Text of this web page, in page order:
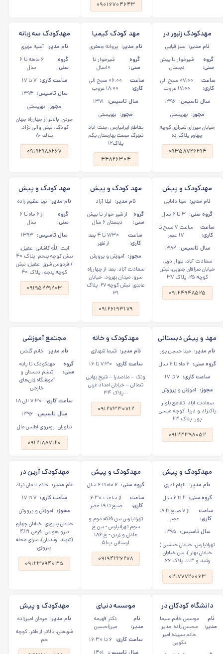
۰۹۰۱۶۷۰۴۶۴۳
مهدکودک زنبور در
میرازی شیرازی
نام مدیر: سبز قبایی
گروه
سنی:
شیرخوار تا پیش
دبستان
ساعت
کاری:
۰۷:۰۰ صبح الی
۱۷:۰۰ غروب
سال تاسیس: ۱۳۹۶
مجوز: بهزیستی
خیابان میرزای شیرازی کوچه
چهارم پلاک ده
۰۹۳۵۸۷۲۶۲۹۴
مهد کودک کیمیا
جنت آبادنام مدیر: پروانه جعفری
گروه
سنی:
شیرخوار تا
۱۰سال
ساعت
کاری:
۰۶:۰۰ صبح الی
۱۸:۰۰ غروب
سال تاسیس: ۱۳۷۱
مجوز: بهزیستی
تقاطع ایرانپارس ،جنت اباد
شهرک مبعث بهارستان یکم
پلاک۱۲
۴۴۸۲۶۳۰۴
مهدکودک سه زبانه
باغ نیلوفر در جردن
نام مدیر: آسیه عزیزی
گروه
سنی:
۶ ماهه تا ۶
سال
ساعت کاری: ۷ تا ۱۷
سال تاسیس: ۱۳۹۴
مجوز: بهزیستی
جردن، بالاتر از چهارراه جهان
کودک، نبش والی نژاد،
پلاك ٨٠
۰۹۱۹۲۹۸۸۲۶۷
مهدکودک و پیش
دبستانی توانا در
سعادت آباد
نام مدیر: مینا دانایی
گروه سنی: ۳ تا ۶ سال
ساعت
کاری:
ساعت ۷ صبح تا
۱۷ عصر
سال تاسیس: ۱۳۸۲
سعادت آباد، بلوار دریا،
خیابان صرافان جنوبی، نبش
کوچه ۲۵، پلاک ۳۷
۰۹۱۲۴۹۴۸۵۲۵
مهد کودک و پیش
دبستان سرزمین
رولان در سعادت آباد
نام مدیر: لیلا آزاد
گروه
سنی:
از شیر خوار تا پیش
دبستان ۶ سال
ساعت
کاری:
۷/۳۰ تا ۴ بعد
از ظهر
مجوز: آموزش و پرورش
سعادت آباد، بعد از چهارراه
سرو، میدان بهرود، خیابان
عابدی، نبش کوچه ۲۷، پلاک
۳۱
۰۹۱۲۶۱۹۳۱۷۹
مهد کودک و پیش
دبستانی راد در آیت
نام مدیر: ثریا عظیم زاده
گروه
سنی:
از ۶ ماه تا ۶
سال
سال تاسیس: ۱۳۹۳
آیت الله کاشانی، عقیل،
نبش کوچه پنجم، پلاک ۴۰
/ فردوس شرق، عقیل، نبش
کوچه پنجم، پلاک ۴۰
۰۹۱۹۵۲۲۹۲۰۳
مهد و پیش دبستانی
ایران زمین در سعادت
نام مدیر: مینا حسین پور
گروه سنی: ۶ ماه تا ۶ سال
ساعت کاری: ۷ تا ۱۷
مجوز: آموزش و پرورش
سعادت آباد، تقاطع بلوار
پاکنژاد و دریا، کوچه عیسی
پور، پلاک ۲۳
۰۹۱۲۳۳۹۸۰۵۲
مهدکودک و خانه
کودک تامیلا در شیخ
بهایی
نام مدیر: شیما شهنازی
ساعت کاری: ۷:۳۰ تا ۱۶
ونک – ملاصدرا – شیخ بهایی
شمالی – خیابان امداد غربی
– پلاک ۳۴
۰۹۱۲۷۳۳۰۷۱۲
مجتمع آموزشی
گلشن در نیاوران
نام مدیر: خانم گلشن
گروه
سنی:
مهدکودک تا پایه
ششم دبستان و
آموزشگاه زبان‌های
خارجی
ساعت کاری: ۷:۳۰ الی ۱۸
سال تاسیس: ۱۳۹۶
نیاوران، روبروی اطلس مال
۰۹۱۲۱۸۸۷۱۲۰
مهدکودک و پیش
دبستانی فرزندان برتر
میهن ما در
تهرانپارس
نام مدیر: الهام آذری
گروه سنی: ۲ تا ۶ سال
ساعت
کاری:
از ۷ صبح تا ۱۸
عصر
سال تاسیس: ۱۳۹۵
تهرانپارس، خیابان حسینی (
خیابان بهار )، بین خیابان
رشید و ۱۱۳، پلاک ۶۶
۰۲۱۷۷۷۲۰۰۶۳
مهدکودک و پیش
دبستانی یاس سپید
در تهرانپارس
گروه سنی: ۶ ماه تا ۶ سال
ساعت
کاری:
از ساعت ۶:۳۰
صبح تا ۱۹ عصر
تهرانپارس بین فلکه دوم و
سوم تهرانپارس - بین خ
عادل و زرین - خ ۱۸۶
لرستانی پ۵۱
۰۹۱۹۴۲۲۶۲۷۸
مهدکودک آرین در
خیابان پیروزی، نیروی
هوایی
نام مدیر: خانم ایمان نژاد
ساعت کاری: ۷ تا ۱۷
مجوز: آموزش و پرورش
خیابان پیروزی، خیابان چهارم
نیرو هوایی، فرعی ۴/۲۱
(شهید ارشدیان)، سرای محله
پیروزی
۰۹۱۲۳۷۹۴۰۳۵
دانشگاه کودکان در
تهرانپارس
نام
مدیر:
موسس خانم سیما
محسن زاده، مدیر
خانم سپیده امیر
نکویی
موسسه دنیای
اسطوره کودکی در
شریعتی
نام
مدیر:
دکتر فهیمه
میرزاحسین
ساعت کاری: ۶ تا ۱۶:۳۰
مهدکودک و پیش
دبستانی دیار کودکی
در ظفر شریعتی
نام مدیر: مرجان امیرزاده
شریعتی، بالاتر از ظفر، کوچه
جم